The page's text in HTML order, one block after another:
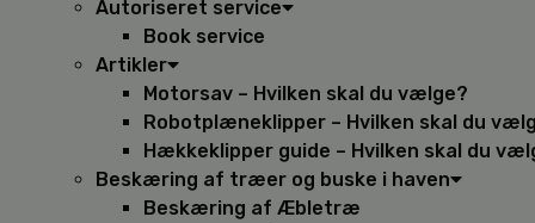
Autoriseret service
Book service
Artikler
Motorsav – Hvilken skal du vælge?
Robotplæneklipper – Hvilken skal du
Hækkeklipper guide – Hvilken skal du
Beskæring af træer og buske i haven
Beskæring af Æbletræ